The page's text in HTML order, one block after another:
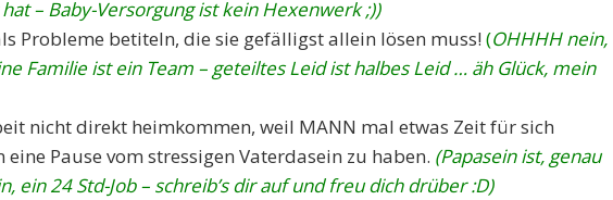
– Baby-Versorgung ist kein Hexenwerk ;))
Probleme betiteln, die sie gefälligst allein lösen muss! (OHHHH nein,
Familie ist ein Team – geteiltes Leid ist halbes Leid … äh Glück, mein
nicht direkt heimkommen, weil MANN mal etwas Zeit für sich
Pause vom stressigen Vaterdasein zu haben. (Papasein ist, genau
ein 24 Std-Job – schreib’s dir auf und freu dich drüber :D)